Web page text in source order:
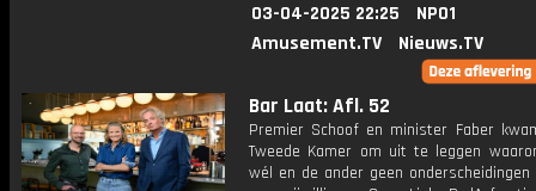
03-04-2025 22:25
NPO1
Amusement.TV
Nieuws.TV
Bar Laat: Afl. 52
Premier Schoof en minister Faber
Tweede Kamer om uit te leggen
wél en de ander geen